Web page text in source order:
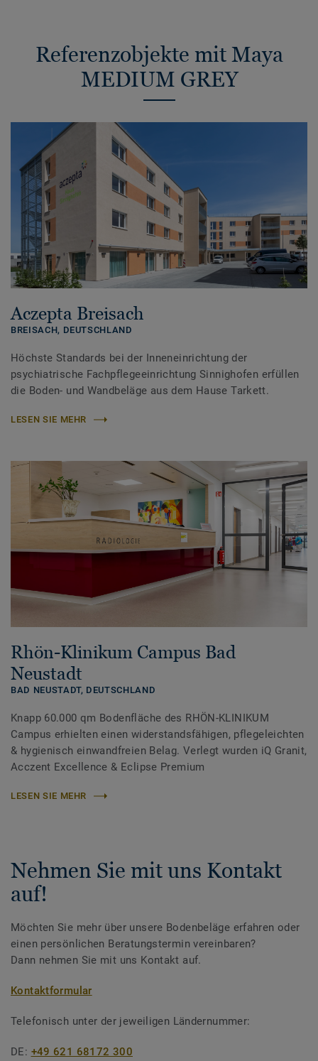
Referenzobjekte mit Maya
MEDIUM GREY
Aczepta Breisach
BREISACH, DEUTSCHLAND
Höchste Standards bei der Inneneinrichtung der
psychiatrische Fachpflegeeinrichtung Sinnighofen erfüllen
die Boden- und Wandbeläge aus dem Hause Tarkett.
LESEN SIE MEHR
Rhön-Klinikum Campus Bad
Neustadt
BAD NEUSTADT, DEUTSCHLAND
Knapp 60.000 qm Bodenfläche des RHÖN-KLINIKUM
Campus erhielten einen widerstandsfähigen, pflegeleichten
& hygienisch einwandfreien Belag. Verlegt wurden iQ Granit,
Acczent Excellence & Eclipse Premium
LESEN SIE MEHR
Nehmen Sie mit uns Kontakt
auf!
Möchten Sie mehr über unsere Bodenbeläge erfahren oder
einen persönlichen Beratungstermin vereinbaren?
Dann nehmen Sie mit uns Kontakt auf.
Kontaktformular
Telefonisch unter der jeweiligen Ländernummer:
DE: +49 621 68172 300